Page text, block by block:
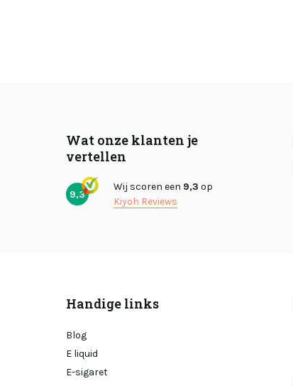
Wat onze klanten je
vertellen
9,3
Wij scoren een 9,3 op
Kiyoh Reviews
Handige links
Blog
E liquid
E-sigaret